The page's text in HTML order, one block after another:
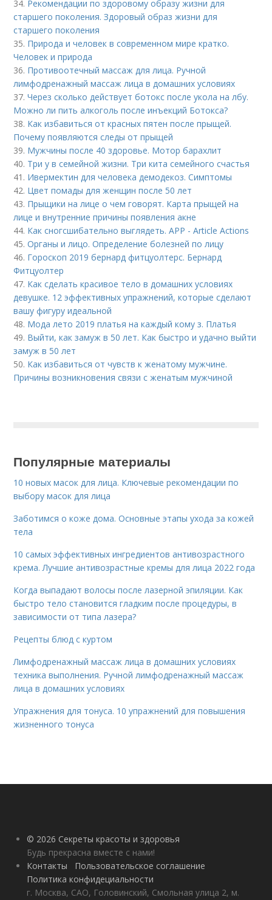
34. Рекомендации по здоровому образу жизни для
старшего поколения. Здоровый образ жизни для
старшего поколения
35. Природа и человек в современном мире кратко.
Человек и природа
36. Противоотечный массаж для лица. Ручной
лимфодренажный массаж лица в домашних условиях
37.Через сколько действует ботокс после укола на лбу.
Можно ли пить алкоголь после инъекций Ботокса?
38. Как избавиться от красных пятен после прыщей.
Почему появляются следы от прыщей
39. Мужчины после 40 здоровье. Мотор барахлит
40. Три у в семейной жизни. Три кита семейного счастья
41. Ивермектин для человека демодекоз. Симптомы
42. Цвет помады для женщин после 50 лет
43. Прыщики на лице о чем говорят. Карта прыщей на
лице и внутренние причины появления акне
44. Как сногсшибательно выглядеть. APP - Article Actions
45.Органы и лицо. Определение болезней по лицу
46. Гороскоп 2019 бернард фитцуолтерс. Бернард
Фитцуолтер
47. Как сделать красивое тело в домашних условиях
девушке. 12 эффективных упражнений, которые сделают
вашу фигуру идеальной
48. Мода лето 2019 платья на каждый кому з. Платья
49. Выйти, как замуж в 50 лет. Как быстро и удачно выйти
замуж в 50 лет
50. Как избавиться от чувств к женатому мужчине.
Причины возникновения связи с женатым мужчиной
Популярные материалы
10 новых масок для лица. Ключевые рекомендации по
выбору масок для лица
Заботимся о коже дома. Основные этапы ухода за кожей
тела
10 самых эффективных ингредиентов антивозрастного
крема. Лучшие антивозрастные кремы для лица 2022 года
Когда выпадают волосы после лазерной эпиляции. Как
быстро тело становится гладким после процедуры, в
зависимости от типа лазера?
Рецепты блюд с куртом
Лимфодренажный массаж лица в домашних условиях
техника выполнения. Ручной лимфодренажный массаж
лица в домашних условиях
Упражнения для тонуса. 10 упражнений для повышения
жизненного тонуса
© 2026 Секреты красоты и здоровья
Будь прекрасна вместе с нами!
Контакты
Пользовательское соглашение
Политика конфидециальности
г. Москва, САО, Головинский, Смольная улица 2, м.